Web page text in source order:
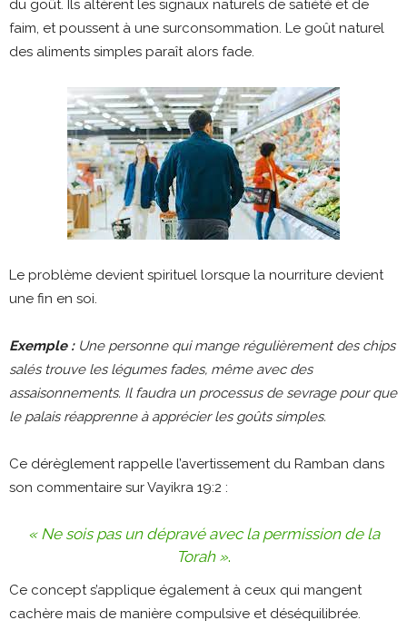
du goût. Ils altèrent les signaux naturels de satiété et de
faim, et poussent à une surconsommation. Le goût naturel
des aliments simples paraît alors fade.
Le problème devient spirituel lorsque la nourriture devient
une fin en soi.
Exemple : Une personne qui mange régulièrement des chips
salés trouve les légumes fades, même avec des
assaisonnements. Il faudra un processus de sevrage pour que
le palais réapprenne à apprécier les goûts simples.
Ce dérèglement rappelle l’avertissement du Ramban dans
son commentaire sur Vayikra 19:2 :
« Ne sois pas un dépravé avec la permission de la
Torah ».
Ce concept s’applique également à ceux qui mangent
cachère mais de manière compulsive et déséquilibrée.